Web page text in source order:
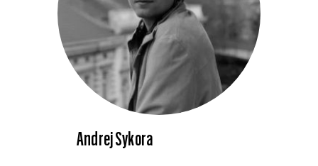
Andrej Sykora